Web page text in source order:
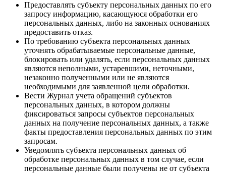
Предоставлять субъекту персональных данных по его
запросу информацию, касающуюся обработки его
персональных данных, либо на законных основаниях
предоставить отказ.
По требованию субъекта персональных данных
уточнять обрабатываемые персональные данные,
блокировать или удалять, если персональных данных
являются неполными, устаревшими, неточными,
незаконно полученными или не являются
необходимыми для заявленной цели обработки.
Вести Журнал учета обращений субъектов
персональных данных, в котором должны
фиксироваться запросы субъектов персональных
данных на получение персональных данных, а также
факты предоставления персональных данных по этим
запросам.
Уведомлять субъекта персональных данных об
обработке персональных данных в том случае, если
персональные данные были получены не от субъекта